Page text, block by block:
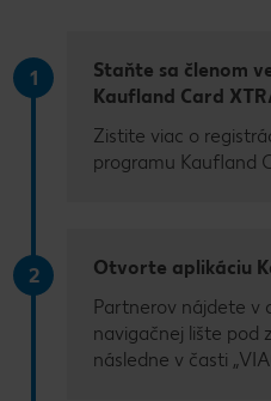
1
Staňte sa členom
Kaufland Card
Zistite viac o
programu Kaufland
2
Otvorte aplikáciu
Partnerov nájdete v
navigačnej lište pod
následne v časti